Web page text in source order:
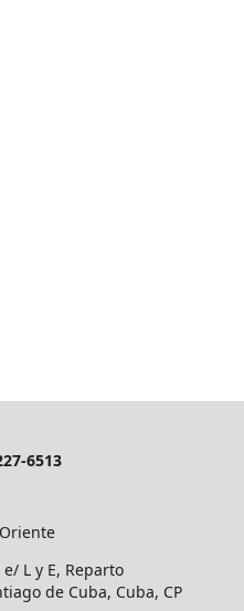
6513
L y E, Reparto
de Cuba, Cuba, CP